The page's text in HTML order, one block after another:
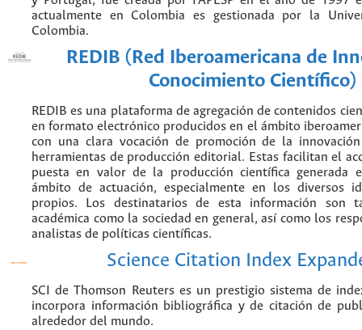
actualmente en Colombia es gestionada por la
Colombia.
REDIB (Red Iberoamericana de
Conocimiento Científico)
REDIB es una plataforma de agregación de contenidos
en formato electrónico producidos en el ámbito
con una clara vocación de promoción de la
herramientas de producción editorial. Estas facilitan el
puesta en valor de la producción científica generada
ámbito de actuación, especialmente en los diversos
propios. Los destinatarios de esta información son
académica como la sociedad en general, así como los
analistas de políticas científicas.
Science Citation Index
SCI de Thomson Reuters es un prestigio sistema de
incorpora información bibliográfica y de citación de
alrededor del mundo.